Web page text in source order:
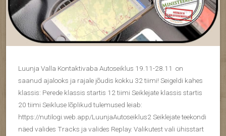
Luunja Valla Kontaktivaba Autoseiklus 19.11-28.11 on
saanud ajalooks ja rajale jõudis kokku 32 tiimi! Seigeldi kahes
klassis: Perede klassis startis 12 tiimi Seiklejate klassis startis
20 tiimi Seikluse lõplikud tulemused leiab:
https://nutilogi.web.app/LuunjaAutoseiklus2 Seiklejate teekondi
näed valides Tracks ja valides Replay. Valikutest vali ühisstart